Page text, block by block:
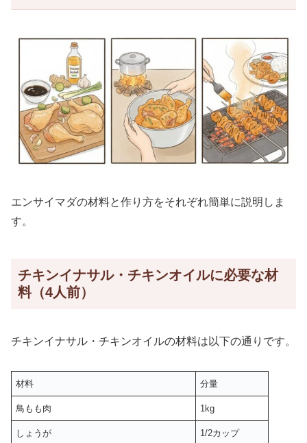
エンサイマダの材料と作り方をそれぞれ簡単に説明しま
す。
チキンイナサル・チキンオイルに必要な材
料（4人前）
チキンイナサル・チキンオイルの材料は以下の通りです。
材料 分量
鳥もも肉 1kg
しょうが 1/2カップ